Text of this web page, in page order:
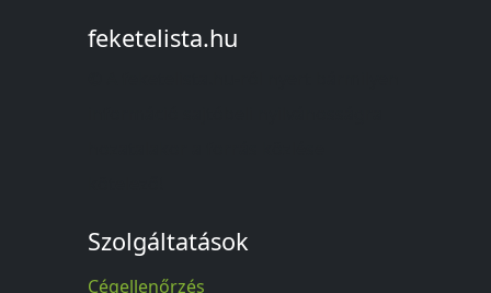
feketelista.hu
Szolgáltatások
Cégellenőrzés